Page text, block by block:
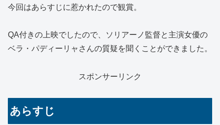
今回はあらすじに惹かれたので観賞。
QA付きの上映でしたので、ソリアーノ監督と主演女優の
ベラ・パディーリャさんの質疑を聞くことができました。
スポンサーリンク
あらすじ